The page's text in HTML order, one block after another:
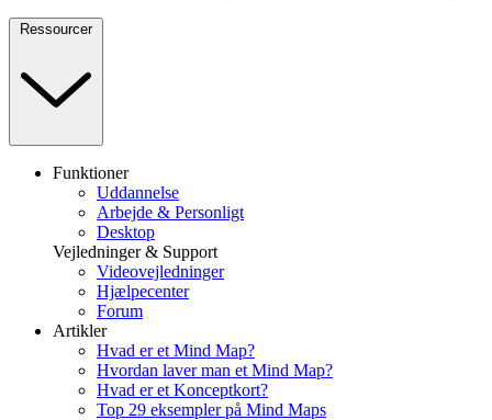
Ressourcer
Funktioner
Uddannelse
Arbejde & Personligt
Desktop
Vejledninger & Support
Videovejledninger
Hjælpecenter
Forum
Artikler
Hvad er et Mind Map?
Hvordan laver man et Mind Map?
Hvad er et Konceptkort?
Top 29 eksempler på Mind Maps